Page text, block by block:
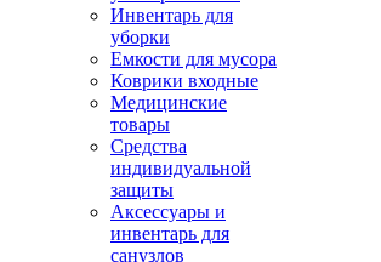
Инвентарь для
уборки
Емкости для мусора
Коврики входные
Медицинские
товары
Средства
индивидуальной
защиты
Аксессуары и
инвентарь для
санузлов